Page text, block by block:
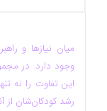
میان نیازها و
وجود دارد. در
این تفاوت را نه
رشد کودکان‌شان از